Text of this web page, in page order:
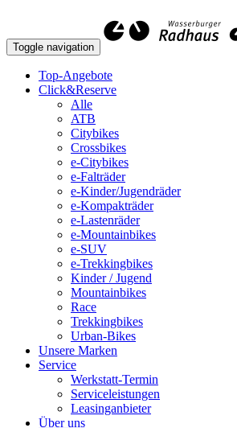
Toggle navigation
Top-Angebote
Click&Reserve
Alle
ATB
Citybikes
Crossbikes
e-Citybikes
e-Falträder
e-Kinder/Jugendräder
e-Kompakträder
e-Lastenräder
e-Mountainbikes
e-SUV
e-Trekkingbikes
Kinder / Jugend
Mountainbikes
Race
Trekkingbikes
Urban-Bikes
Unsere Marken
Service
Werkstatt-Termin
Serviceleistungen
Leasinganbieter
Über uns